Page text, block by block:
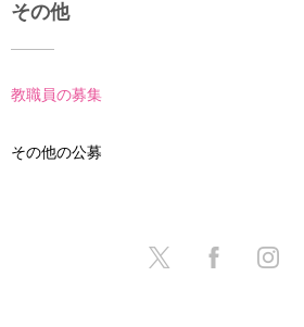
その他
教職員の募集
その他の公募